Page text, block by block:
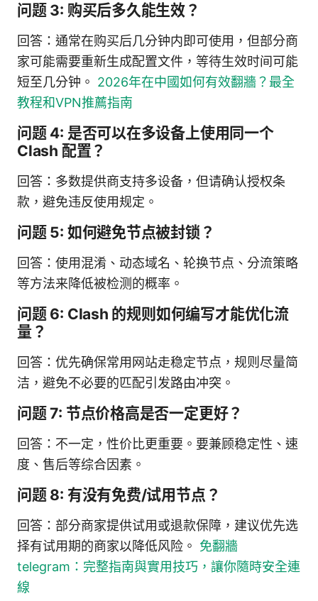
问题 3: 购买后多久能生效？
回答：通常在购买后几分钟内即可使用，但部分商
家可能需要重新生成配置文件，等待生效时间可能
短至几分钟。 2026年在中國如何有效翻牆？最全
教程和VPN推薦指南
问题 4: 是否可以在多设备上使用同一个
Clash 配置？
回答：多数提供商支持多设备，但请确认授权条
款，避免违反使用规定。
问题 5: 如何避免节点被封锁？
回答：使用混淆、动态域名、轮换节点、分流策略
等方法来降低被检测的概率。
问题 6: Clash 的规则如何编写才能优化流
量？
回答：优先确保常用网站走稳定节点，规则尽量简
洁，避免不必要的匹配引发路由冲突。
问题 7: 节点价格高是否一定更好？
回答：不一定，性价比更重要。要兼顾稳定性、速
度、售后等综合因素。
问题 8: 有没有免费/试用节点？
回答：部分商家提供试用或退款保障，建议优先选
择有试用期的商家以降低风险。 免翻牆
telegram：完整指南與實用技巧，讓你隨時安全連
線